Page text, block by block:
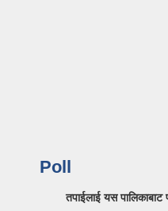
Poll
तपाईलाई यस पालिकाबाट